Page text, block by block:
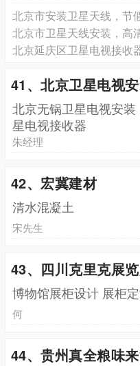
北京市安装卫星天线，节
北京市卫星天线安装，高
北京延庆区卫星电视接收
41、北京卫星电视
北京无锅卫星电视安
星电视接收器
朱经理
42、宏冀建材
清水混凝土
宋先生
43、四川克里克展
博物馆展柜设计 展柜
何
44、贵州真全粮味